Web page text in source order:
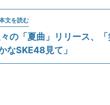
文を読む
「夏曲」リリース、「
なSKE48見て」